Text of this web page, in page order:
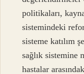
politikaları,
sistemindeki
sisteme katılım
sağlık sistemine
hastalar